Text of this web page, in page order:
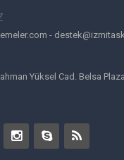
-
Yüksel Cad. Belsa